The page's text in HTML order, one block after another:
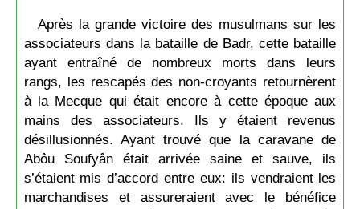
Après la grande victoire des musulmans sur les
associateurs dans la bataille de Badr, cette bataille
ayant entraîné de nombreux morts dans leurs
rangs, les rescapés des non-croyants retournèrent
à la Mecque qui était encore à cette époque aux
mains des associateurs. Ils y étaient revenus
désillusionnés. Ayant trouvé que la caravane de
Abôu Soufyân était arrivée saine et sauve, ils
s’étaient mis d’accord entre eux: ils vendraient les
marchandises et assureraient avec le bénéfice